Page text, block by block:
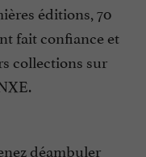
éditions, 70
fait confiance et
collections sur
déambuler